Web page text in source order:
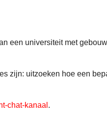
een universiteit met
zijn: uitzoeken hoe een
chat-kanaal .